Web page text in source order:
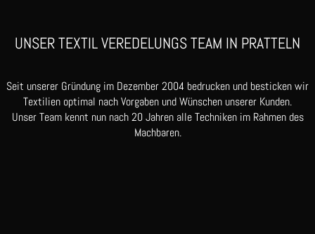
UNSER TEXTIL VEREDELUNGS TEAM IN PRATTELN
Seit unserer Gründung im Dezember 2004 bedrucken und besticken wir
Textilien optimal nach Vorgaben und Wünschen unserer Kunden.
Unser Team kennt nun nach 20 Jahren alle Techniken im Rahmen des
Machbaren.